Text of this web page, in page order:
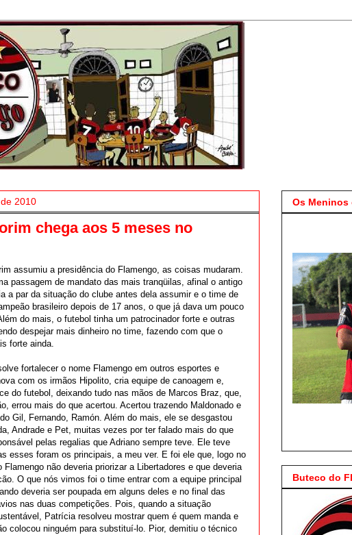
2010
chega aos 5 meses no
assumiu a presidência do Flamengo, as coisas mudaram.
passagem de mandato das mais tranqüilas, afinal o antigo
a par da situação do clube antes dela assumir e o time de
brasileiro depois de 17 anos, o que já dava um pouco
do mais, o futebol tinha um patrocinador forte e outras
despejar mais dinheiro no time, fazendo com que o
forte ainda.
fortalecer o nome Flamengo em outros esportes e
com os irmãos Hipolito, cria equipe de canoagem e,
do futebol, deixando tudo nas mãos de Marcos Braz, que,
errou mais do que acertou. Acertou trazendo Maldonado e
Gil, Fernando, Ramón. Além do mais, ele se desgastou
Andrade e Pet, muitas vezes por ter falado mais do que
pelas regalias que Adriano sempre teve. Ele teve
esses foram os principais, a meu ver. E foi ele que, logo no
não deveria priorizar a Libertadores e que deveria
O que nós vimos foi o time entrar com a equipe principal
deveria ser poupada em alguns deles e no final das
nas duas competições. Pois, quando a situação
Patrícia resolveu mostrar quem é quem manda e
colocou ninguém para substituí-lo. Pior, demitiu o técnico
Os
Buteco do